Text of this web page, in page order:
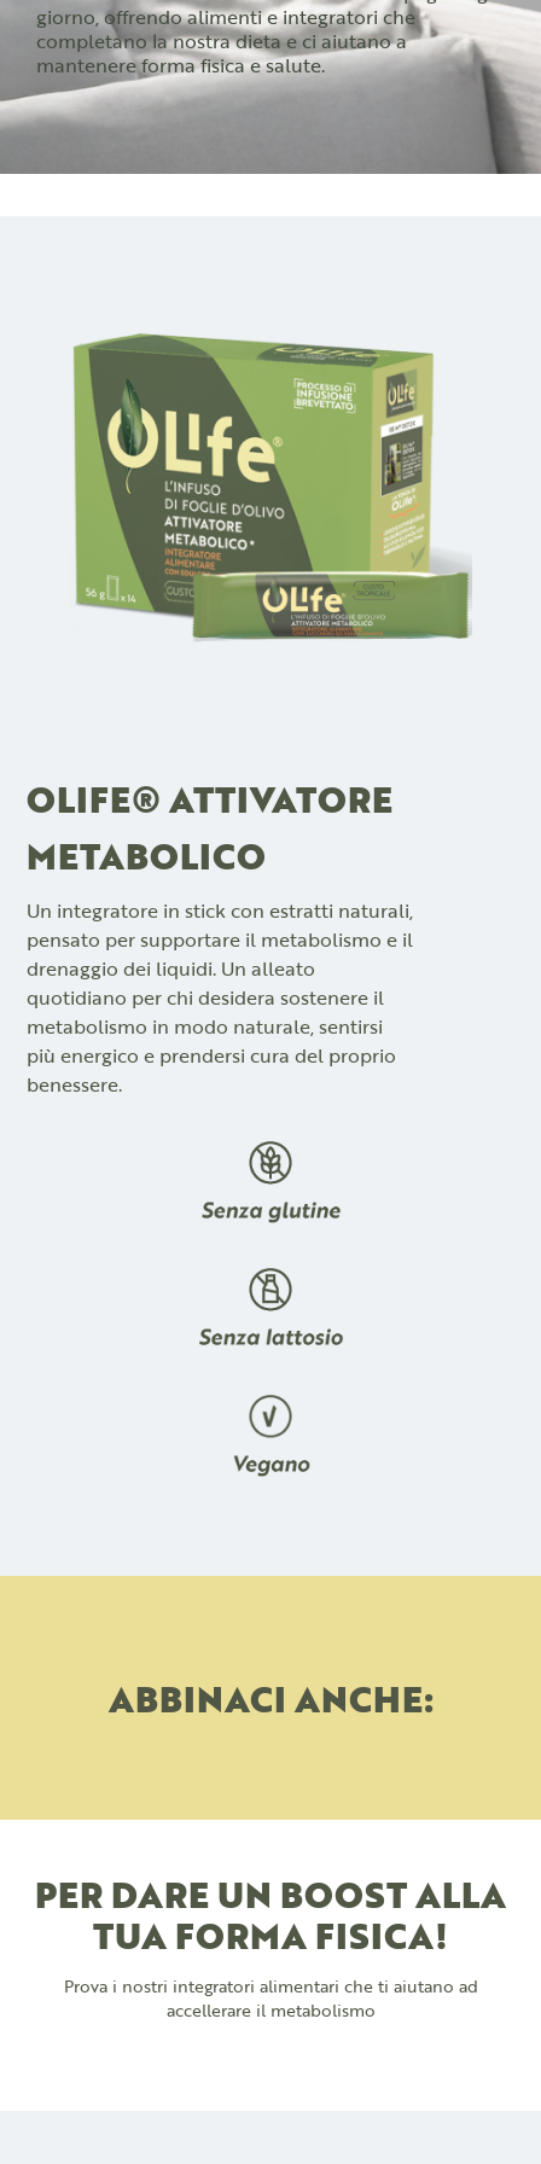
giorno, offrendo alimenti e integratori che
completano la nostra dieta e ci aiutano a
mantenere forma fisica e salute.
OLIFE® ATTIVATORE
METABOLICO
Un integratore in stick con estratti naturali,
pensato per supportare il metabolismo e il
drenaggio dei liquidi. Un alleato
quotidiano per chi desidera sostenere il
metabolismo in modo naturale, sentirsi
più energico e prendersi cura del proprio
benessere.
ABBINACI ANCHE:
PER DARE UN BOOST ALLA
TUA FORMA FISICA!
Prova i nostri integratori alimentari che ti aiutano ad
accellerare il metabolismo